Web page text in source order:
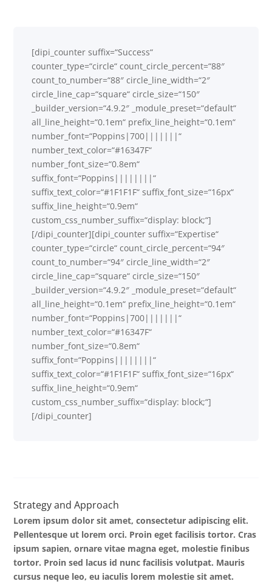
[dipi_counter suffix=“Success“
counter_type=“circle“ count_circle_percent=“88″
count_to_number=“88″ circle_line_width=“2″
circle_line_cap=“square“ circle_size=“150″
_builder_version=“4.9.2″ _module_preset=“default“
all_line_height=“0.1em“ prefix_line_height=“0.1em“
number_font=“Poppins|700|||||||“
number_text_color=“#16347F“
number_font_size=“0.8em“
suffix_font=“Poppins||||||||“
suffix_text_color=“#1F1F1F“ suffix_font_size=“16px“
suffix_line_height=“0.9em“
custom_css_number_suffix=“display: block;“]
[/dipi_counter][dipi_counter suffix=“Expertise“
counter_type=“circle“ count_circle_percent=“94″
count_to_number=“94″ circle_line_width=“2″
circle_line_cap=“square“ circle_size=“150″
_builder_version=“4.9.2″ _module_preset=“default“
all_line_height=“0.1em“ prefix_line_height=“0.1em“
number_font=“Poppins|700|||||||“
number_text_color=“#16347F“
number_font_size=“0.8em“
suffix_font=“Poppins||||||||“
suffix_text_color=“#1F1F1F“ suffix_font_size=“16px“
suffix_line_height=“0.9em“
custom_css_number_suffix=“display: block;“]
[/dipi_counter]
Strategy and Approach
Lorem ipsum dolor sit amet, consectetur adipiscing elit.
Pellentesque ut lorem orci. Proin eget facilisis tortor. Cras
ipsum sapien, ornare vitae magna eget, molestie finibus
tortor. Proin sed lacus id nunc facilisis volutpat. Mauris
cursus neque leo, eu iaculis lorem molestie sit amet.